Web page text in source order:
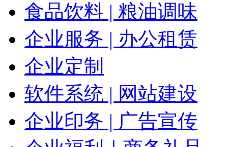
食品饮料 | 粮油调味
企业服务 | 办公租赁
企业定制
软件系统 | 网站建设
企业印务 | 广告宣传